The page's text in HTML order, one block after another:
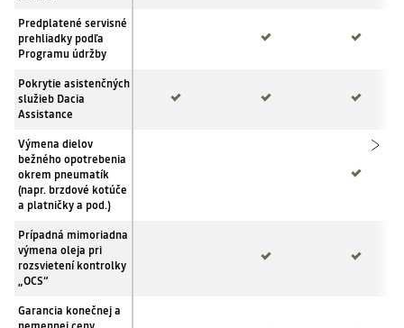
Predplatené servisné
prehliadky podľa
Programu údržby
Pokrytie asistenčných
služieb Dacia
Assistance
Výmena dielov
bežného opotrebenia
okrem pneumatík
(napr. brzdové kotúče
a platničky a pod.)
Prípadná mimoriadna
výmena oleja pri
rozsvietení kontrolky
„OCS“
Garancia konečnej a